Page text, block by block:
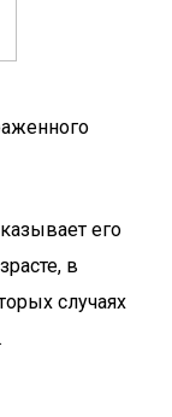
его
в
случаях